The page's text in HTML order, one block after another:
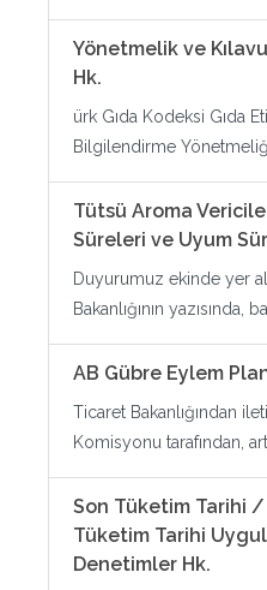
Yönetmelik ve
Hk.
ürk Gıda Kodeksi Gıda
Bilgilendirme
Tütsü Aroma
Süreleri ve Uyum
Duyurumuz ekinde yer
Bakanlığının yazısında,
AB Gübre Eylem
Ticaret Bakanlığından
Komisyonu tarafından,
Son Tüketim Tarihi
Tüketim Tarihi
Denetimler Hk.